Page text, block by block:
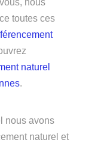
nous
toutes ces
naturel
.
nous avons
naturel et